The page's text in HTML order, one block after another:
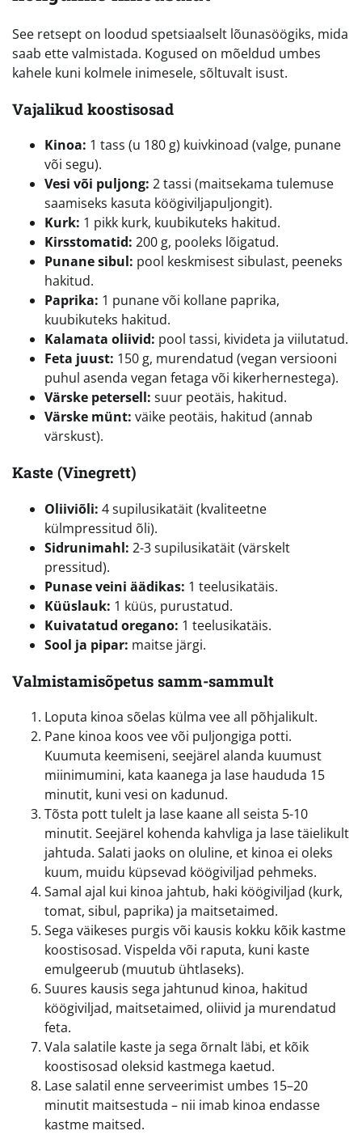
See retsept on loodud spetsiaalselt lõunasöögiks, mida
saab ette valmistada. Kogused on mõeldud umbes
kahele kuni kolmele inimesele, sõltuvalt isust.
Vajalikud koostisosad
Kinoa: 1 tass (u 180 g) kuivkinoad (valge, punane
või segu).
Vesi või puljong: 2 tassi (maitsekama tulemuse
saamiseks kasuta köögiviljapuljongit).
Kurk: 1 pikk kurk, kuubikuteks hakitud.
Kirsstomatid: 200 g, pooleks lõigatud.
Punane sibul: pool keskmisest sibulast, peeneks
hakitud.
Paprika: 1 punane või kollane paprika,
kuubikuteks hakitud.
Kalamata oliivid: pool tassi, kivideta ja viilutatud.
Feta juust: 150 g, murendatud (vegan versiooni
puhul asenda vegan fetaga või kikerhernestega).
Värske petersell: suur peotäis, hakitud.
Värske münt: väike peotäis, hakitud (annab
värskust).
Kaste (Vinegrett)
Oliiviõli: 4 supilusikatäit (kvaliteetne
külmpressitud õli).
Sidrunimahl: 2-3 supilusikatäit (värskelt
pressitud).
Punase veini äädikas: 1 teelusikatäis.
Küüslauk: 1 küüs, purustatud.
Kuivatatud oregano: 1 teelusikatäis.
Sool ja pipar: maitse järgi.
Valmistamisõpetus samm-sammult
Loputa kinoa sõelas külma vee all põhjalikult.
Pane kinoa koos vee või puljongiga potti.
Kuumuta keemiseni, seejärel alanda kuumust
miinimumini, kata kaanega ja lase haududa 15
minutit, kuni vesi on kadunud.
Tõsta pott tulelt ja lase kaane all seista 5-10
minutit. Seejärel kohenda kahvliga ja lase täielikult
jahtuda. Salati jaoks on oluline, et kinoa ei oleks
kuum, muidu küpsevad köögiviljad pehmeks.
Samal ajal kui kinoa jahtub, haki köögiviljad (kurk,
tomat, sibul, paprika) ja maitsetaimed.
Sega väikeses purgis või kausis kokku kõik kastme
koostisosad. Vispelda või raputa, kuni kaste
emulgeerub (muutub ühtlaseks).
Suures kausis sega jahtunud kinoa, hakitud
köögiviljad, maitsetaimed, oliivid ja murendatud
feta.
Vala salatile kaste ja sega õrnalt läbi, et kõik
koostisosad oleksid kastmega kaetud.
Lase salatil enne serveerimist umbes 15–20
minutit maitsestuda – nii imab kinoa endasse
kastme maitsed.